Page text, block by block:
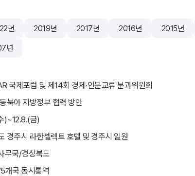
년 2019년 2017년 2016년 2015년
년
국제포럼 및 제14회 경제·인문교류 분과위원회
북아 지방정부 협력 방안
)~12.8.(금)
경주시 라한셀렉트 호텔 및 경주시 일원
무국/경상북도
개국 동시통역